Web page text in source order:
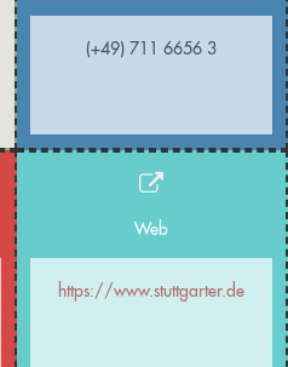
(+49) 711 6656 3
Web
https://www.stuttgarter.de